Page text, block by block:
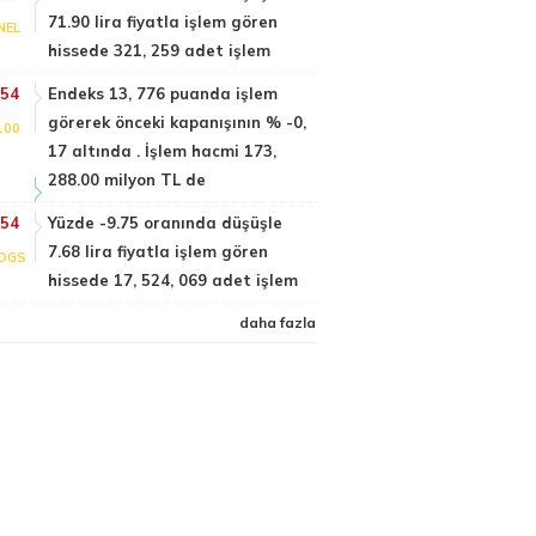
71.90 lira fiyatla işlem gören
hissede 321, 259 adet işlem
Endeks 13, 776 puanda işlem
görerek önceki kapanışının % -0,
17 altında . İşlem hacmi 173,
288.00 milyon TL de
Yüzde -9.75 oranında düşüşle
7.68 lira fiyatla işlem gören
hissede 17, 524, 069 adet işlem
daha fazla